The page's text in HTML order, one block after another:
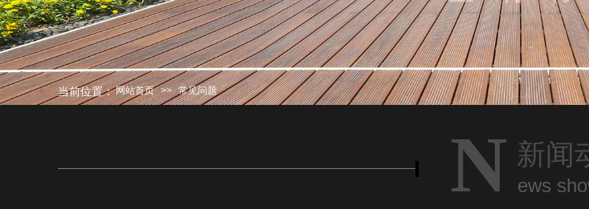
当前位置：网站首页 >> 常见问题
N 新闻
ews